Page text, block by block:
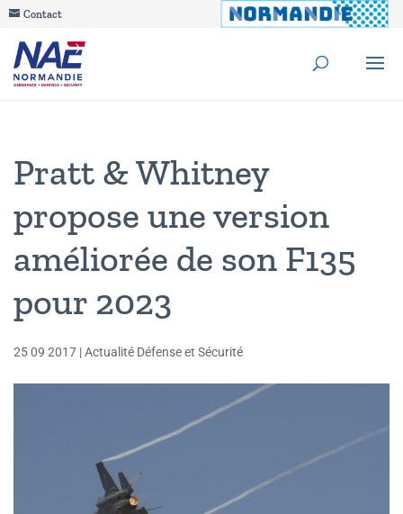
Contact
Pratt & Whitney
propose une version
améliorée de son F135
pour 2023
25 09 2017 |Actualité Défense et Sécurité